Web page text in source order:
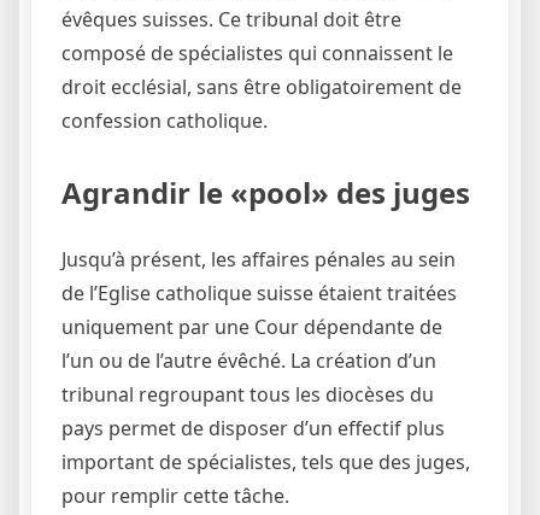
évêques suisses. Ce tribunal doit être
composé de spécialistes qui connaissent le
droit ecclésial, sans être obligatoirement de
confession catholique.
Agrandir le «pool» des juges
Jusqu’à présent, les affaires pénales au sein
de l’Eglise catholique suisse étaient traitées
uniquement par une Cour dépendante de
l’un ou de l’autre évêché. La création d’un
tribunal regroupant tous les diocèses du
pays permet de disposer d’un effectif plus
important de spécialistes, tels que des juges,
pour remplir cette tâche.